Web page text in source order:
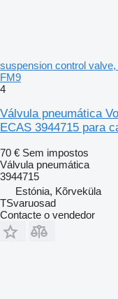
suspension control
FM9
4
Válvula pneumática
ECAS 3944715 para
70 € Sem impostos
Válvula pneumática
3944715
Estónia, Kõrveküla
TSvaruosad
Contacte o vendedor